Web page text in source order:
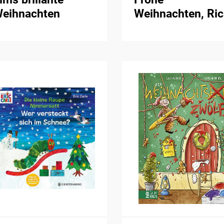
Weihnachten,